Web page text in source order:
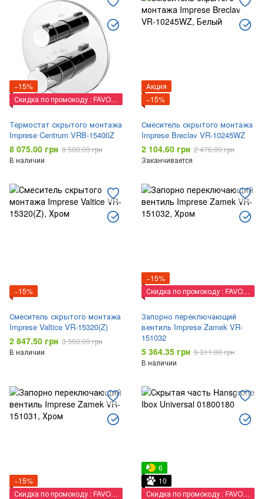
−15%
Скидка по промокоду : FAVORIT
Термостат скрытого монтажа
Imprese Centrum VRB-15400Z
8 075.00 грн 9 500.00 грн
В наличии
Акция
−15%
Смеситель скрытого монтажа
Imprese Breclav VR-10245WZ
2 104.60 грн 2 476.00 грн
Заканчивается
−15%
Смеситель скрытого монтажа
Imprese Valtice VR-15320(Z)
2 847.50 грн 3 350.00 грн
В наличии
−15%
Скидка по промокоду : FAVORIT
Запорно переключающий
вентиль Imprese Zamek VR-
151032
5 364.35 грн 6 311.00 грн
В наличии
−15%
Скидка по промокоду : FAVORIT
6
10
Скидка по промокоду : FAVORIT